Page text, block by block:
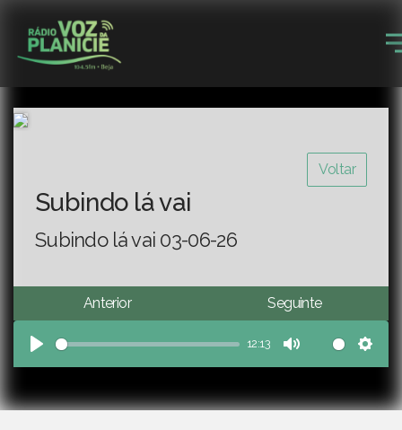
Voltar
Subindo lá vai
Subindo lá vai 03-06-26
Anterior Seguinte
Play
12:13
Mute